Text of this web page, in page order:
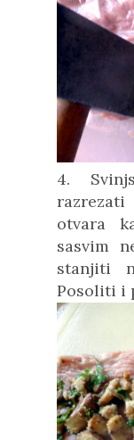
4.
otvara
sasvim
stanjiti
Posoliti i